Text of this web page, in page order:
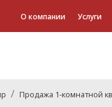
О компании Услуги
Продажа 1-комнатной